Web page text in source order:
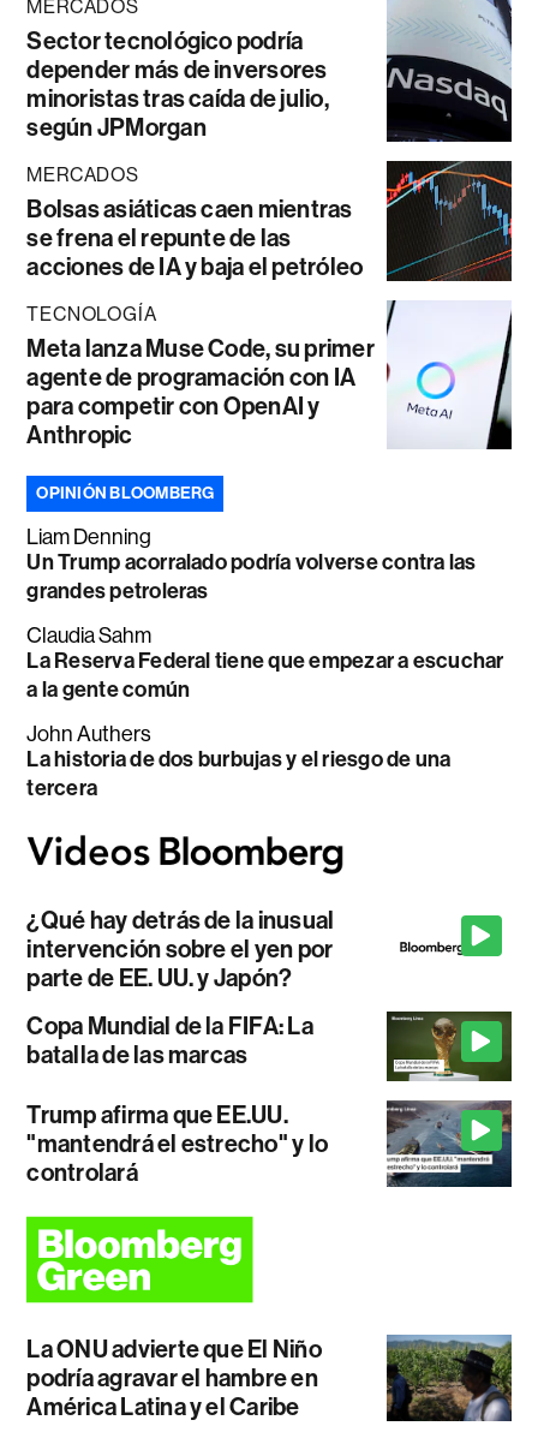
MERCADOS
Sector tecnológico podría
depender más de inversores
minoristas tras caída de julio,
según JPMorgan
MERCADOS
Bolsas asiáticas caen mientras
se frena el repunte de las
acciones de IA y baja el petróleo
TECNOLOGÍA
Meta lanza Muse Code, su primer
agente de programación con IA
para competir con OpenAI y
Anthropic
OPINIÓN BLOOMBERG
Liam Denning
Un Trump acorralado podría volverse contra las
grandes petroleras
Claudia Sahm
La Reserva Federal tiene que empezar a escuchar
a la gente común
John Authers
La historia de dos burbujas y el riesgo de una
tercera
¿Qué hay detrás de la inusual
intervención sobre el yen por
parte de EE. UU. y Japón?
Copa Mundial de la FIFA: La
batalla de las marcas
Trump afirma que EE.UU.
"mantendrá el estrecho" y lo
controlará
La ONU advierte que El Niño
podría agravar el hambre en
América Latina y el Caribe